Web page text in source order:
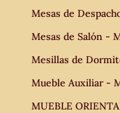
Mesas de
Mesas de Salón -
Mesillas de
Mueble Auxiliar -
MUEBLE